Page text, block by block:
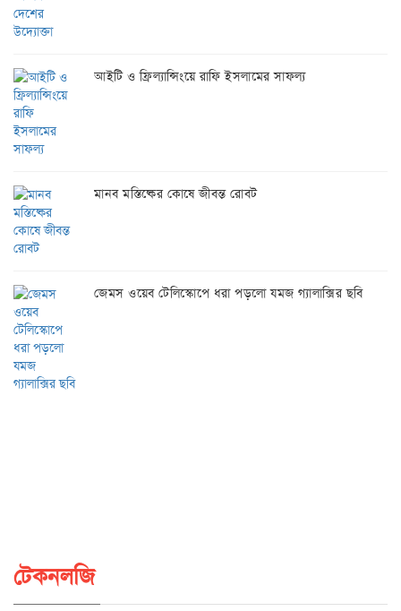
আইটি ও ফ্রিল্যান্সিংয়ে রাফি ইসলামের সাফল্য
মানব মস্তিষ্কের কোষে জীবন্ত রোবট
জেমস ওয়েব টেলিস্কোপে ধরা পড়লো যমজ গ্যালাক্সির ছবি
টেকনলজি